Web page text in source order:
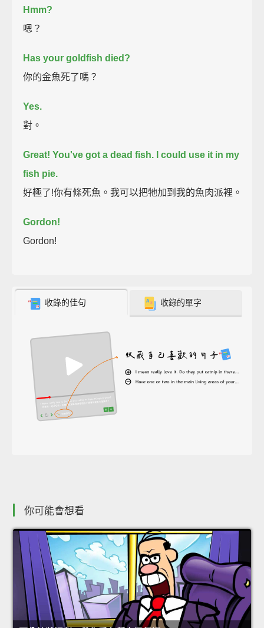
Hmm?
嗯？
Has your goldfish died?
你的金魚死了嗎？
Yes.
對。
Great! You've got a dead fish. I could use it in my
fish pie.
好極了!你有條死魚。我可以把牠加到我的魚肉派裡。
Gordon!
Gordon!
收錄的佳句 收錄的單字
你可能會想看